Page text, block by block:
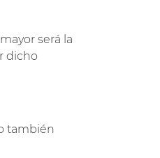
será la
dicho
también